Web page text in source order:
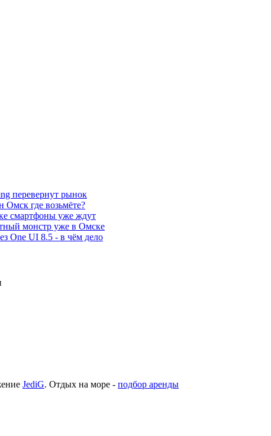
перевернут рынок
Омск где возьмёте?
смартфоны уже ждут
монстр уже в Омске
One UI 8.5 - в чём дело
JediG. Отдых на море - подбор аренды